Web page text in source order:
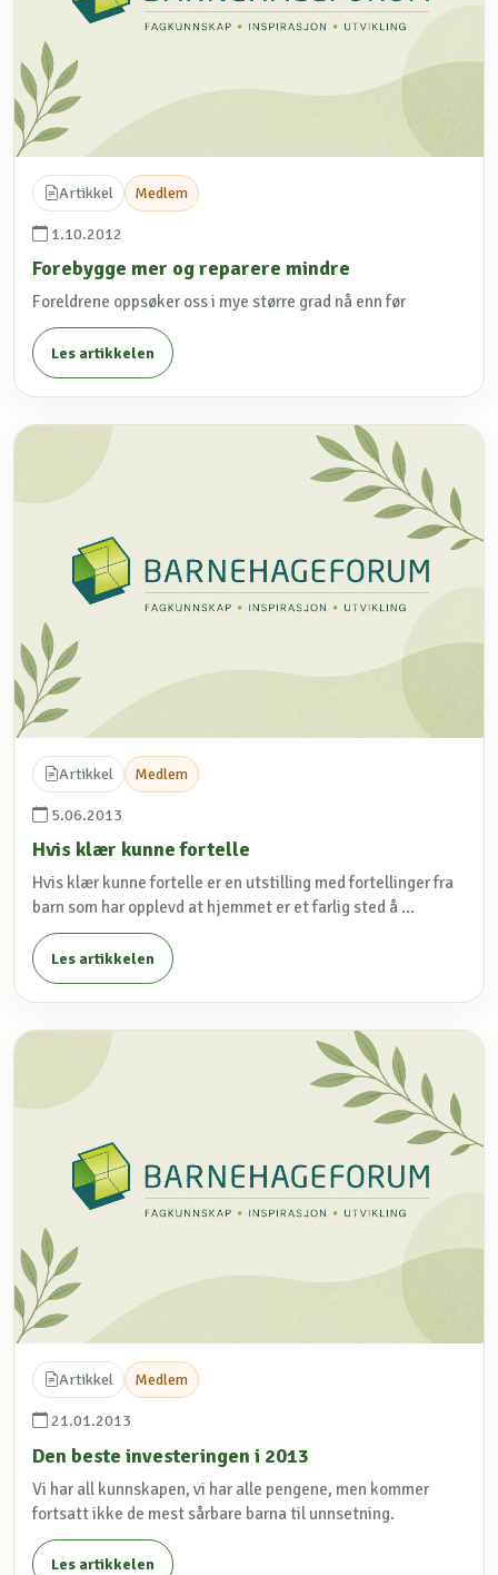
Artikkel Medlem
1.10.2012
Forebygge mer og reparere mindre
Foreldrene oppsøker oss i mye større grad nå enn før
Les artikkelen
Artikkel Medlem
5.06.2013
Hvis klær kunne fortelle
Hvis klær kunne fortelle er en utstilling med fortellinger fra
barn som har opplevd at hjemmet er et farlig sted å ...
Les artikkelen
Artikkel Medlem
21.01.2013
Den beste investeringen i 2013
Vi har all kunnskapen, vi har alle pengene, men kommer
fortsatt ikke de mest sårbare barna til unnsetning.
Les artikkelen